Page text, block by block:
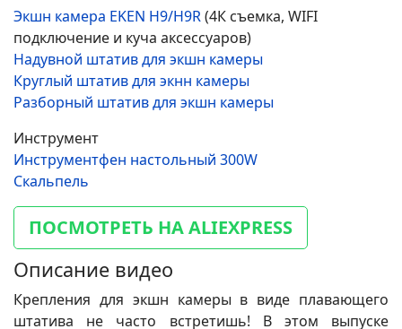
Экшн камера EKEN H9/H9R(4К съемка, WIFI
подключение и куча аксессуаров)
Надувной штатив для экшн камеры
Круглый штатив для экнн камеры
Разборный штатив для экшн камеры
Инструмент
Инструментфен настольный 300W
Скальпель
ПОСМОТРЕТЬ НА ALIEXPRESS
Описание видео
Крепления для экшн камеры в виде плавающего
штатива не часто встретишь! В этом выпуске